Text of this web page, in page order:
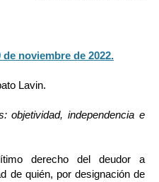
de noviembre de 2022.
Lavin.
objetividad, independencia e
derecho del deudor a
de quién, por designación de